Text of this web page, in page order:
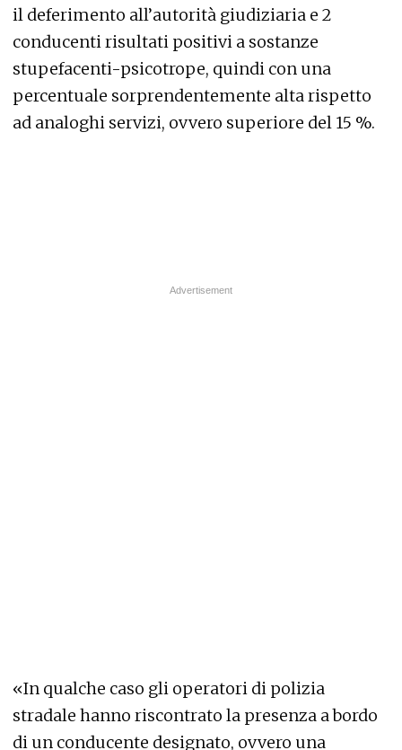
il deferimento all’autorità giudiziaria e 2
conducenti risultati positivi a sostanze
stupefacenti-psicotrope, quindi con una
percentuale sorprendentemente alta rispetto
ad analoghi servizi, ovvero superiore del 15 %.
«In qualche caso gli operatori di polizia
stradale hanno riscontrato la presenza a bordo
di un conducente designato, ovvero una